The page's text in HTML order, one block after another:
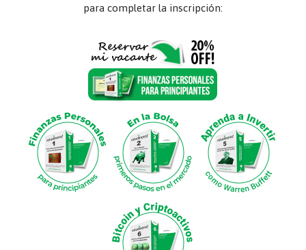
para completar la inscripción: